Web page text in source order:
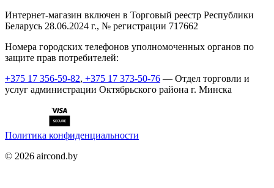
Интернет-магазин включен в Торговый реестр Республики
Беларусь 28.06.2024 г., № регистрации 717662
Номера городских телефонов уполномоченных органов по
защите прав потребителей:
+375 17 356-59-82, +375 17 373-50-76 — Отдел торговли и
услуг администрации Октябрьского района г. Минска
Политика конфиденциальности
© 2026 aircond.by